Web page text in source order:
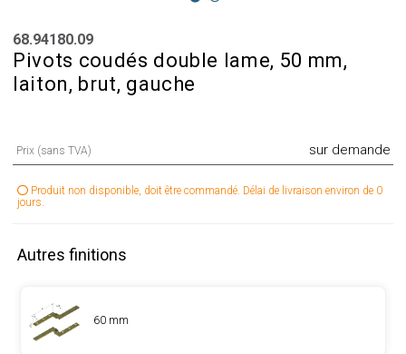
68.94180.09
Pivots coudés double lame, 50 mm,
laiton, brut, gauche
Prix (sans TVA) sur demande
Produit non disponible, doit être commandé. Délai de livraison environ de 0
jours.
Autres finitions
60 mm